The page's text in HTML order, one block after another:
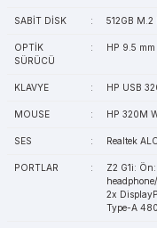
SABİT DİSK : 512GB M.2
OPTİK
SÜRÜCÜ
: HP 9.5
KLAVYE : HP USB
MOUSE : HP 320M
SES : Realtek
PORTLAR :
Z2 G1i:
2x
Type-A